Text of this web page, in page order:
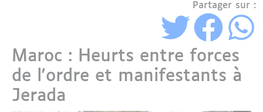
Partager sur :
Maroc : Heurts entre forces
de l'ordre et manifestants à
Jerada